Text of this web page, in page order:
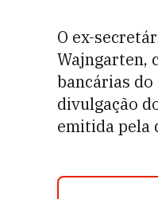
O ex-
Wajngarten,
bancárias
divulgação
emitida pela